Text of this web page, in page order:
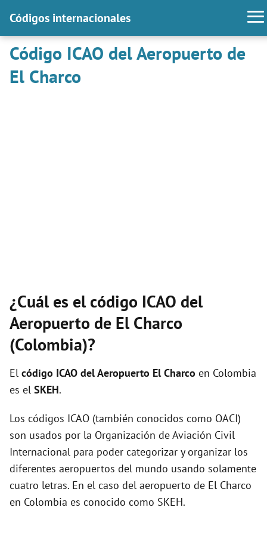
Códigos internacionales
Código ICAO del Aeropuerto de
El Charco
¿Cuál es el código ICAO del
Aeropuerto de El Charco
(Colombia)?
El código ICAO delAeropuerto El Charco en Colombia
es el SKEH.
Los códigos ICAO (también conocidos como OACI)
son usados por la Organización de Aviación Civil
Internacional para poder categorizar y organizar los
diferentes aeropuertos del mundo usando solamente
cuatro letras. En el caso del aeropuerto de El Charco
en Colombia es conocido como SKEH.